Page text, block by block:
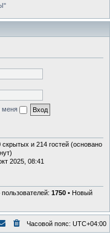
меня
и 214 гостей (основано
2025, 08:41
пользователей: 1750 • Новый
Часовой пояс: UTC+04:00